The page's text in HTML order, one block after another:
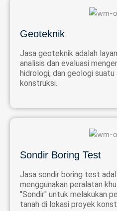
Geoteknik
Jasa geoteknik adalah
analisis dan evaluasi
hidrologi, dan geologi
konstruksi.
Sondir Boring Test
Jasa sondir boring test
menggunakan peralatan
"Sondir" untuk melakukan
tanah di lokasi proyek